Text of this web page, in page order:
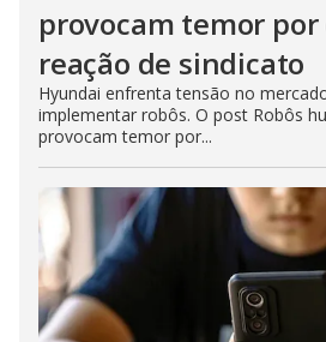
provocam temor por
reação de sindicato
Hyundai enfrenta tensão no
implementar robôs. O post Robôs
provocam temor por...